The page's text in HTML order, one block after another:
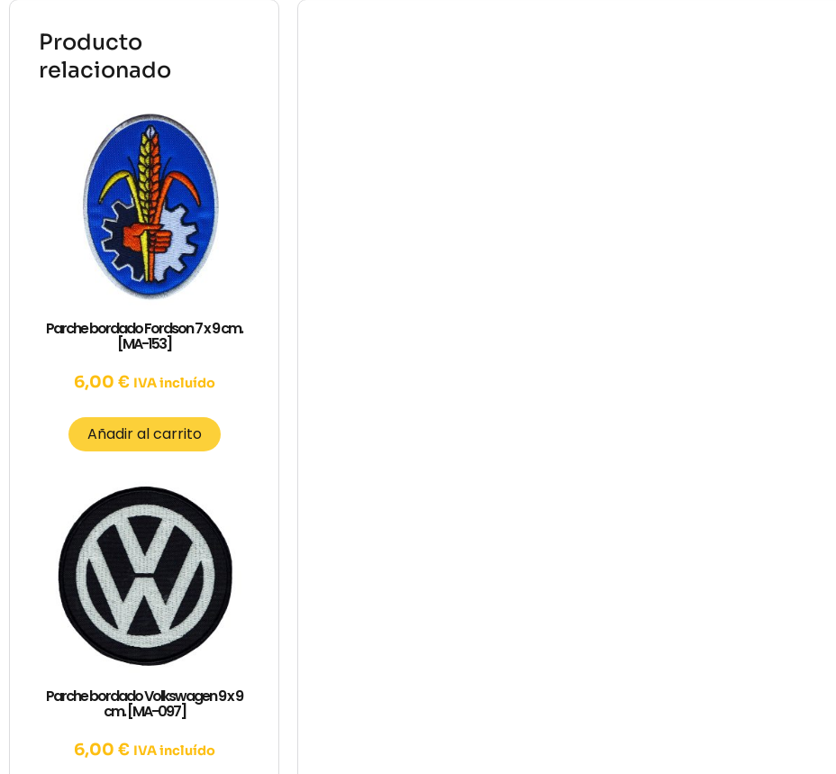
Producto
relacionado
Parche bordado Fordson 7 x 9 cm.
[MA-153]
6,00 € IVA incluído
Añadir al carrito
Parche bordado Volkswagen 9 x 9
cm. [MA-097]
6,00 € IVA incluído